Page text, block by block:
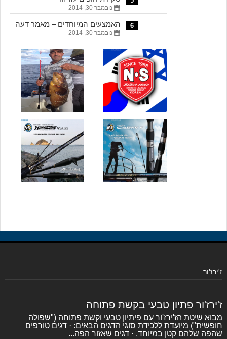
נובמבר 30, 2014
6 האמצעים המיוחדים – מאמר דעה
נובמבר 30, 2014
ז'ירז'ור
ז'ירז'ור פתיון טבעי בקשת פתוחה
מבוא שיטת הז'ירז'ור עם פיתיון טבעי וקשת פתוחה ("שפולה
חופשית") מיועדת ללכידת סוגי הדגים הבאים: · דגים טורפים
שהפה שלהם קטן במיוחד. · דגים שאזור הפה...